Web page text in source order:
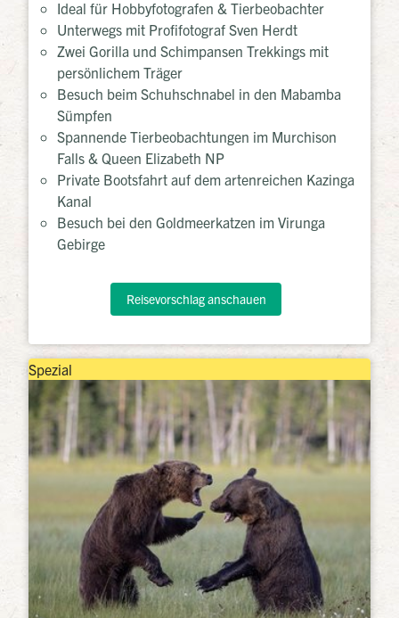
Ideal für Hobbyfotografen & Tierbeobachter
Unterwegs mit Profifotograf Sven Herdt
Zwei Gorilla und Schimpansen Trekkings mit
persönlichem Träger
Besuch beim Schuhschnabel in den Mabamba
Sümpfen
Spannende Tierbeobachtungen im Murchison
Falls & Queen Elizabeth NP
Private Bootsfahrt auf dem artenreichen Kazinga
Kanal
Besuch bei den Goldmeerkatzen im Virunga
Gebirge
Reisevorschlag anschauen
Spezial